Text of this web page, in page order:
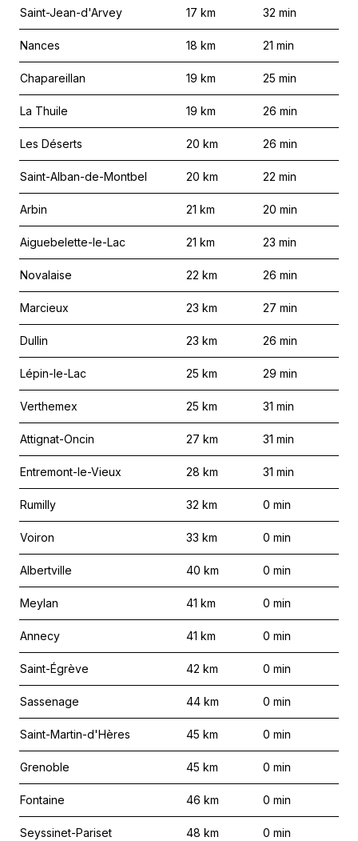
Saint-Jean-d'Arvey 17 km 32 min
Nances 18 km 21 min
Chapareillan 19 km 25 min
La Thuile 19 km 26 min
Les Déserts 20 km 26 min
Saint-Alban-de-Montbel 20 km 22 min
Arbin 21 km 20 min
Aiguebelette-le-Lac 21 km 23 min
Novalaise 22 km 26 min
Marcieux 23 km 27 min
Dullin 23 km 26 min
Lépin-le-Lac 25 km 29 min
Verthemex 25 km 31 min
Attignat-Oncin 27 km 31 min
Entremont-le-Vieux 28 km 31 min
Rumilly 32 km 0 min
Voiron 33 km 0 min
Albertville 40 km 0 min
Meylan 41 km 0 min
Annecy 41 km 0 min
Saint-Égrève 42 km 0 min
Sassenage 44 km 0 min
Saint-Martin-d'Hères 45 km 0 min
Grenoble 45 km 0 min
Fontaine 46 km 0 min
Seyssinet-Pariset 48 km 0 min